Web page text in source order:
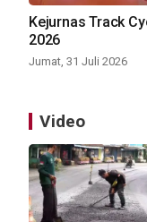
Kejurnas Track
2026
Jumat, 31 Juli 2026
Video